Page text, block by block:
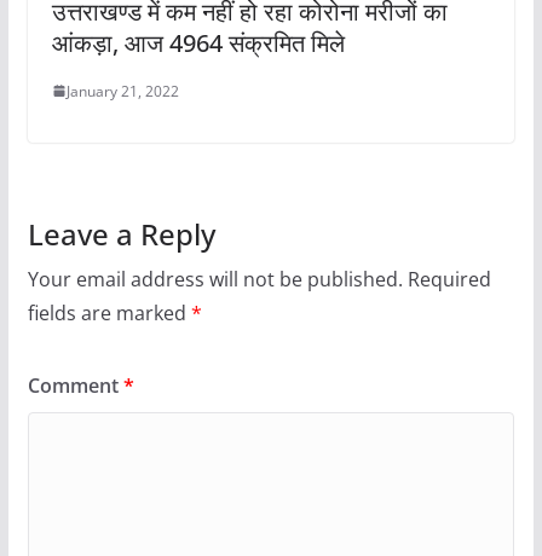
उत्तराखण्ड में कम नहीं हो रहा कोरोना मरीजों का
आंकड़ा, आज 4964 संक्रमित मिले
January 21, 2022
Leave a Reply
Your email address will not be published. Required
fields are marked *
Comment*